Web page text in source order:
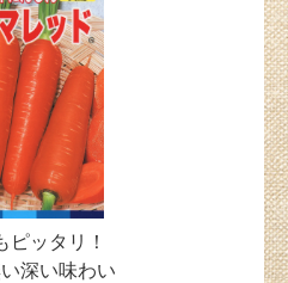
ピッタリ！
深い味わい